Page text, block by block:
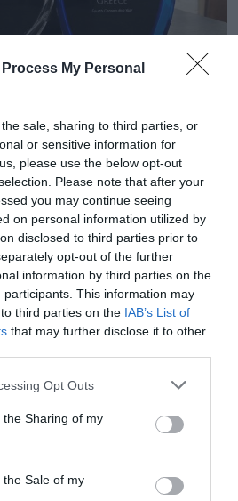
My Personal
sale, sharing to third parties, or
or sensitive information for
please use the below opt-out
Please note that after your
you may continue seeing
on personal information utilized by
disclosed to third parties prior to
opt-out of the further
information by third parties on the
participants. This information may
third parties on the IAB’s List of
that may further disclose it to other
app uses one or more Google
usage behaviour. You may click to
Google and its third-party tags to
purposes in below Google
Opt Outs
Sharing of my
Sale of my
σε κορυφαία
των ΗΠΑ
ταιριάζει με το ψάρι
το κρέας